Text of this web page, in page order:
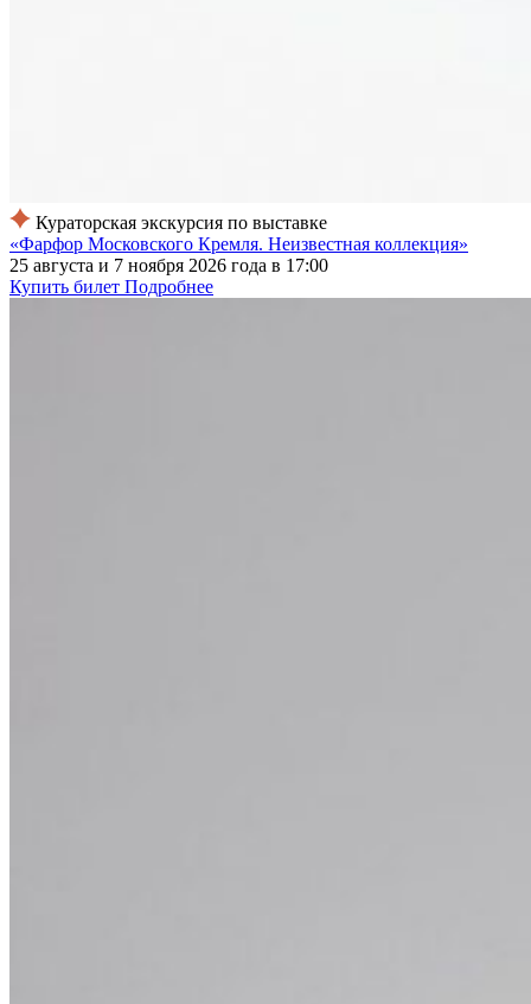
Кураторская экскурсия по выставке
«Фарфор Московского Кремля. Неизвестная коллекция»
25 августа и 7 ноября 2026 года в 17:00
Купить билет Подробнее